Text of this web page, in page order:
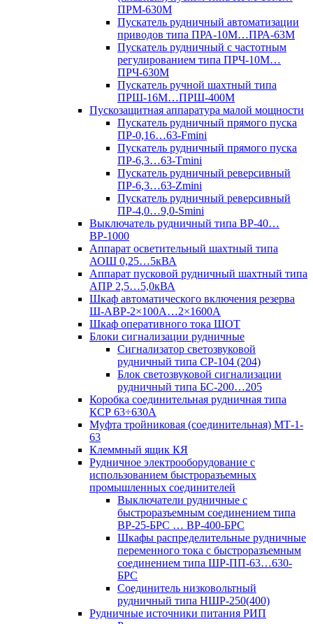
ПРМ-630М
Пускатель рудничный автоматизации
приводов типа ПРА-10М…ПРА-63М
Пускатель рудничный с частотным
регулированием типа ПРЧ-10М…
ПРЧ-630М
Пускатель ручной шахтный типа
ПРШ-16М…ПРШ-400М
Пускозащитная аппаратура малой мощности
Пускатель рудничный прямого пуска
ПР-0,16…63-Fmini
Пускатель рудничный прямого пуска
ПР-6,3…63-Tmini
Пускатель рудничный реверсивный
ПР-6,3…63-Zmini
Пускатель рудничный реверсивный
ПР-4,0…9,0-Smini
Выключатель рудничный типа ВР-40…
ВР-1000
Аппарат осветительный шахтный типа
АОШ 0,25…5кВА
Аппарат пусковой рудничный шахтный типа
АПР 2,5…5,0кВА
Шкаф автоматического включения резерва
Ш-АВР-2×100А…2×1600А
Шкаф оперативного тока ШОТ
Блоки сигнализации рудничные
Сигнализатор светозвуковой
рудничный типа СР-104 (204)
Блок светозвуковой сигнализации
рудничный типа БС-200…205
Коробка соединительная рудничная типа
КСР 63÷630А
Муфта тройниковая (соединительная) МТ-1-
63
Клеммный ящик КЯ
Рудничное электрооборудование с
использованием быстроразъемных
промышленных соединителей
Выключатели рудничные с
быстроразъемным соединением типа
ВР-25-БРС … ВР-400-БРС
Шкафы распределительные рудничные
переменного тока с быстроразъемным
соединением типа ШР-ПП-63…630-
БРС
Соединитель низковольтный
рудничный типа НШР-250(400)
Рудничные источники питания РИП